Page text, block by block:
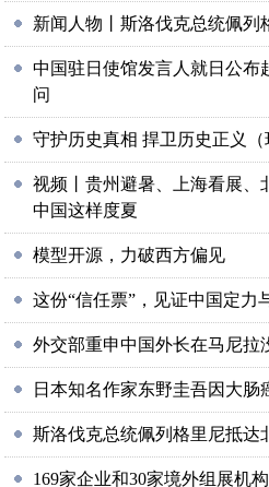
新闻人物丨斯洛伐克总统佩列
中国驻日使馆发言人就日公布
问
守护历史真相 捍卫历史正义（
视频丨贵州避暑、上海看展
中国这样度夏
模型开源，力破西方偏见
这份“信任票”，见证中国定力
外交部重申中国外长在马尼拉
日本知名作家东野圭吾因大肠
斯洛伐克总统佩列格里尼抵达
169家企业和30家境外组展机